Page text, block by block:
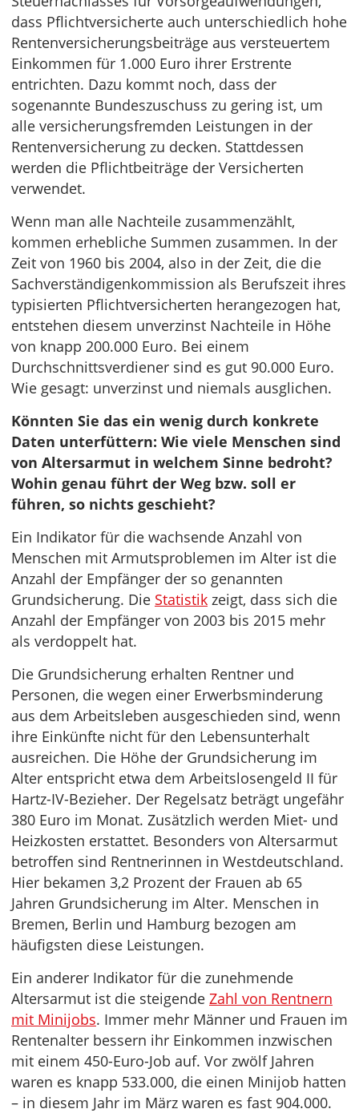
dass Pflichtversicherte auch unterschiedlich hohe
Rentenversicherungsbeiträge aus versteuertem
Einkommen für 1.000 Euro ihrer Erstrente
entrichten. Dazu kommt noch, dass der
sogenannte Bundeszuschuss zu gering ist, um
alle versicherungsfremden Leistungen in der
Rentenversicherung zu decken. Stattdessen
werden die Pflichtbeiträge der Versicherten
verwendet.
Wenn man alle Nachteile zusammenzählt,
kommen erhebliche Summen zusammen. In der
Zeit von 1960 bis 2004, also in der Zeit, die die
Sachverständigenkommission als Berufszeit ihres
typisierten Pflichtversicherten herangezogen hat,
entstehen diesem unverzinst Nachteile in Höhe
von knapp 200.000 Euro. Bei einem
Durchschnittsverdiener sind es gut 90.000 Euro.
Wie gesagt: unverzinst und niemals ausglichen.
Könnten Sie das ein wenig durch konkrete
Daten unterfüttern: Wie viele Menschen sind
von Altersarmut in welchem Sinne bedroht?
Wohin genau führt der Weg bzw. soll er
führen, so nichts geschieht?
Ein Indikator für die wachsende Anzahl von
Menschen mit Armutsproblemen im Alter ist die
Anzahl der Empfänger der so genannten
Grundsicherung. Die Statistik zeigt, dass sich die
Anzahl der Empfänger von 2003 bis 2015 mehr
als verdoppelt hat.
Die Grundsicherung erhalten Rentner und
Personen, die wegen einer Erwerbsminderung
aus dem Arbeitsleben ausgeschieden sind, wenn
ihre Einkünfte nicht für den Lebensunterhalt
ausreichen. Die Höhe der Grundsicherung im
Alter entspricht etwa dem Arbeitslosengeld II für
Hartz-IV-Bezieher. Der Regelsatz beträgt ungefähr
380 Euro im Monat. Zusätzlich werden Miet- und
Heizkosten erstattet. Besonders von Altersarmut
betroffen sind Rentnerinnen in Westdeutschland.
Hier bekamen 3,2 Prozent der Frauen ab 65
Jahren Grundsicherung im Alter. Menschen in
Bremen, Berlin und Hamburg bezogen am
häufigsten diese Leistungen.
Ein anderer Indikator für die zunehmende
Altersarmut ist die steigende Zahl von Rentnern
mit Minijobs. Immer mehr Männer und Frauen im
Rentenalter bessern ihr Einkommen inzwischen
mit einem 450-Euro-Job auf. Vor zwölf Jahren
waren es knapp 533.000, die einen Minijob hatten
– in diesem Jahr im März waren es fast 904.000.